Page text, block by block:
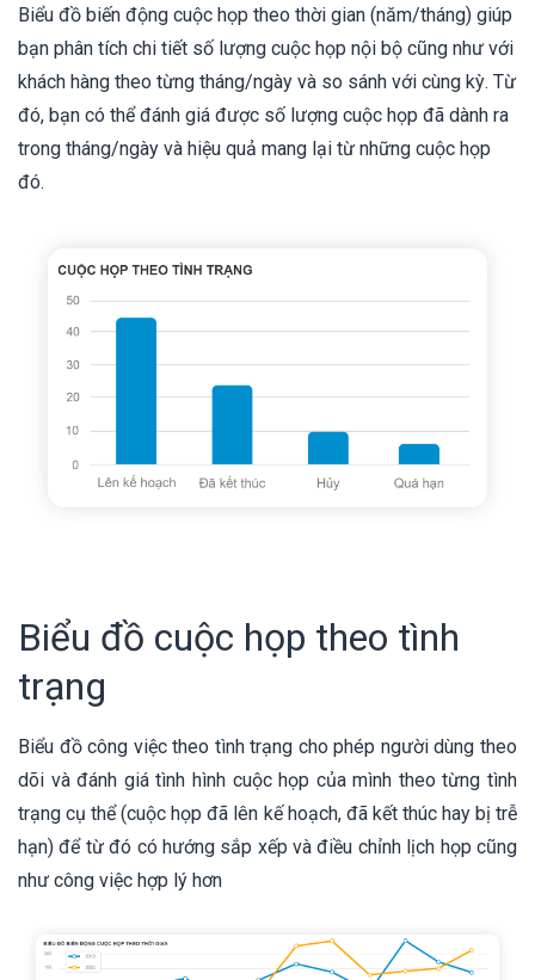
Biểu đồ biến động cuộc họp theo thời gian (năm/tháng) giúp
bạn phân tích chi tiết số lượng cuộc họp nội bộ cũng như với
khách hàng theo từng tháng/ngày và so sánh với cùng kỳ. Từ
đó, bạn có thể đánh giá được số lượng cuộc họp đã dành ra
trong tháng/ngày và hiệu quả mang lại từ những cuộc họp
đó.
Biểu đồ cuộc họp theo tình
trạng
Biểu đồ công việc theo tình trạng cho phép người dùng theo
dõi và đánh giá tình hình cuộc họp của mình theo từng tình
trạng cụ thể (cuộc họp đã lên kế hoạch, đã kết thúc hay bị trễ
hạn) để từ đó có hướng sắp xếp và điều chỉnh lịch họp cũng
như công việc hợp lý hơn